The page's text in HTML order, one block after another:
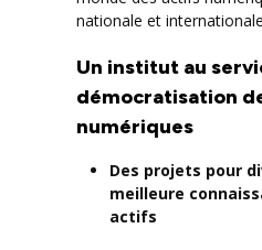
nationale et
Un institut au
démocratisation
numériques
Des projets pour
meilleure
actifs